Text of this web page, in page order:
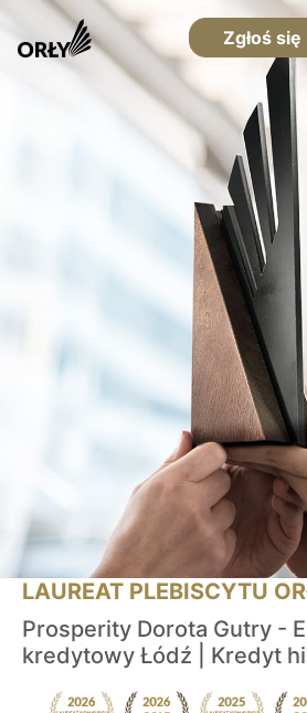
Zgłoś się
LAUREAT PLEBISCYTU
Prosperity Dorota Gutry -
kredytowy Łódź | Kredyt